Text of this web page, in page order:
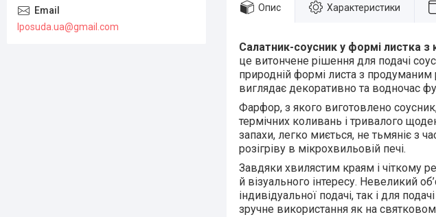
Опис Характеристики
Салатник-соусник у формі листка з
це витончене рішення для подачі
природній формі листа з
виглядає декоративно та водночас
Фарфор, з якого виготовлено
термічних коливань і тривалого
запахи, легко миється, не тьмяніє з
розігріву в мікрохвильовій печі.
Завдяки хвилястим краям і чіткому
й візуального інтересу. Невеликий
індивідуальної подачі, так і для
зручне використання як на
lposuda.ua@gmail.com